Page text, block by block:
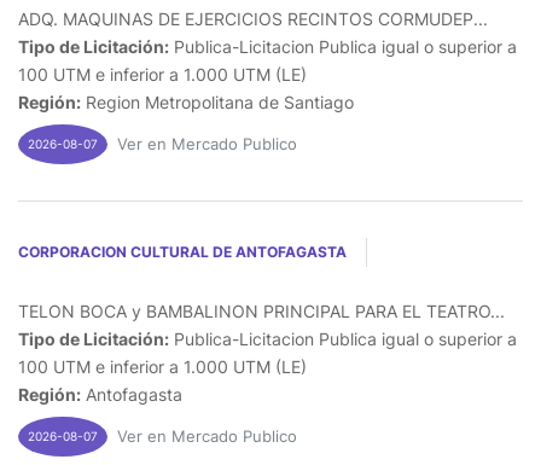
ADQ. MAQUINAS DE EJERCICIOS RECINTOS CORMUDEP...
Tipo de Licitación: Publica-Licitacion Publica igual o superior a
100 UTM e inferior a 1.000 UTM (LE)
Región: Region Metropolitana de Santiago
2026-08-07 Ver en Mercado Publico
CORPORACION CULTURAL DE ANTOFAGASTA
TELON BOCA y BAMBALINON PRINCIPAL PARA EL TEATRO...
Tipo de Licitación: Publica-Licitacion Publica igual o superior a
100 UTM e inferior a 1.000 UTM (LE)
Región: Antofagasta
2026-08-07 Ver en Mercado Publico